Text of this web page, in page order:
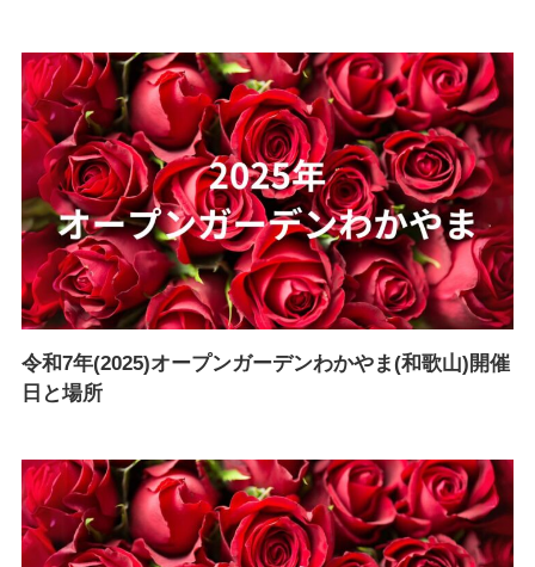
令和7年(2025)オープンガーデンわかやま(和歌山)開催
日と場所